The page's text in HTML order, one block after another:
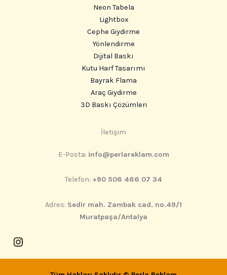
Neon Tabela
Lightbox
Cephe Giydirme
Yönlendirme
Dijital Baskı
Kutu Harf Tasarımı
Bayrak Flama
Araç Giydirme
3D Baskı Çözümleri
İletişim
E-Posta: info@perlareklam.com
Telefon: +90 506 466 07 34
Adres: Sedir mah. Zambak cad. no.49/1
Muratpaşa/Antalya